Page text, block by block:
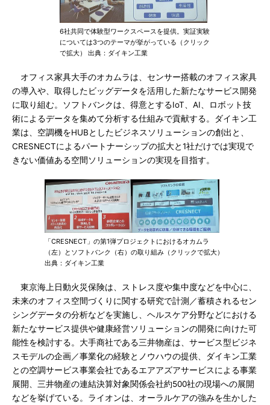
6社共同で体験型ワークスペースを提供。実証実験
については3つのテーマが挙がっている（クリック
で拡大） 出典：ダイキン工業
オフィス家具大手のオカムラは、センサー搭載のオフィス家具
の導入や、取得したビッグデータを活用した新たなサービス開発
に取り組む。ソフトバンクは、得意とするIoT、AI、ロボット技
術によるデータを集めて分析する仕組みで貢献する。ダイキン工
業は、空調機をHUBとしたビジネスソリューションの創出と、
CRESNECTによるパートナーシップの拡大と1社だけでは実現で
きない価値ある空間ソリューションの実現を目指す。
「CRESNECT」の第1弾プロジェクトにおけるオカムラ
（左）とソフトバンク（右）の取り組み（クリックで拡大）
出典：ダイキン工業
東京海上日動火災保険は、ストレス度や集中度などを中心に、
未来のオフィス空間づくりに関する研究で計測／蓄積されるセン
シングデータの分析などを実施し、ヘルスケア分野などにおける
新たなサービス提供や健康経営ソリューションの開発に向けた可
能性を検討する。大手商社である三井物産は、サービス型ビジネ
スモデルの企画／事業化の経験とノウハウの提供、ダイキン工業
との空調サービス事業会社であるエアアズアサービスによる事業
展開、三井物産の連結決算対象関係会社約500社の現場への展開
などを挙げている。ライオンは、オーラルケアの強みを生かした